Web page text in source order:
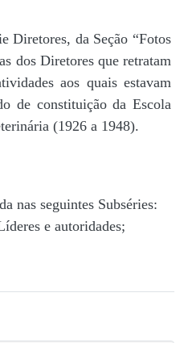
Diretores, da Seção “Fotos
dos Diretores que retratam
aos quais estavam
de constituição da Escola
(1926 a 1948).
nas seguintes Subséries:
e autoridades;